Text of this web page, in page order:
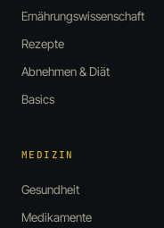
Ernährungswissenschaft
Rezepte
Abnehmen & Diät
Basics
MEDIZIN
Gesundheit
Medikamente